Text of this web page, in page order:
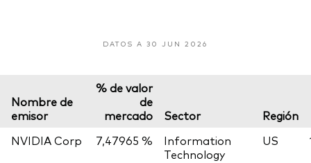
DATOS A 30 JUN 2026
Nombre de
emisor
% de valor
de
mercado
Sector
Región
NVIDIA Corp
7,47965 %
Information
Technology
US